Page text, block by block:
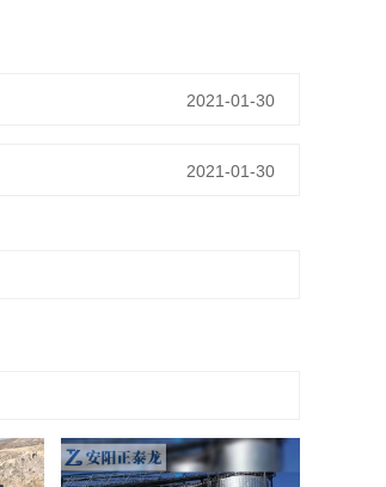
2021-01-30
2021-01-30